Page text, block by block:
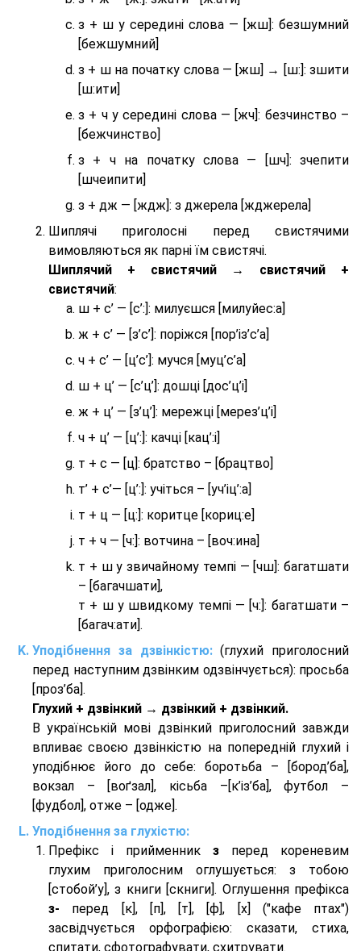
з + ш у середині слова — [жш]: безшумний
[бежшумний]
з + ш на початку слова — [жш] → [ш:]: зшити
[ш:ити]
з + ч у середині слова — [жч]: безчинство –
[бежчинство]
з + ч на початку слова — [шч]: зчепити
[шчеипити]
з + дж — [ждж]: з джерела [жджерела]
Шиплячі приголосні перед свистячими
вимовляються як парні їм свистячі.
Шиплячий + свистячий → свистячий +
свистячий:
ш + с’ — [с’:]: милуєшся [милуйес:а]
ж + с’ — [з’с’]: поріжся [пор’із’с’а]
ч + с’ — [ц’с’]: мучся [муц’с’а]
ш + ц’ — [с’ц’]: дошці [дос’ц’і]
ж + ц’ — [з’ц’]: мережці [мерез’ц’і]
ч + ц’ — [ц’:]: качці [кац’:і]
т + с — [ц]: братство – [брaцтво]
т’ + с’— [ц’:]: учіться – [уч’іц’:a]
т + ц — [ц:]: коритце [кориц:е]
т + ч — [ч:]: вотчина – [вoч:ина]
т + ш у звичайному темпі — [чш]: багатшати
– [багачшати],
т + ш у швидкому темпі — [ч:]: багатшати –
[багач:ати].
Уподібнення за дзвінкістю:(глухий приголосний
перед наступним дзвінким одзвінчується): просьба
[проз’ба].
Глухий + дзвінкий → дзвінкий + дзвінкий.
В українській мові дзвінкий приголосний завжди
впливає своєю дзвінкістю на попередній глухий і
уподібнює його до себе: боротьба – [бород’ба],
вокзал – [воґзал], кісьба –[к’із’ба], футбол –
[фудбол], отже – [одже].
Уподібнення за глухістю:
Префікс і прийменник з перед кореневим
глухим приголосним оглушується: з тобою
[стобой’у], з книги [скниги]. Оглушення префікса
з- перед [к], [п], [т], [ф], [х] ("кафе птах")
засвідчується орфографією: сказати, стиха,
спитати, сфотографувати, схитрувати.